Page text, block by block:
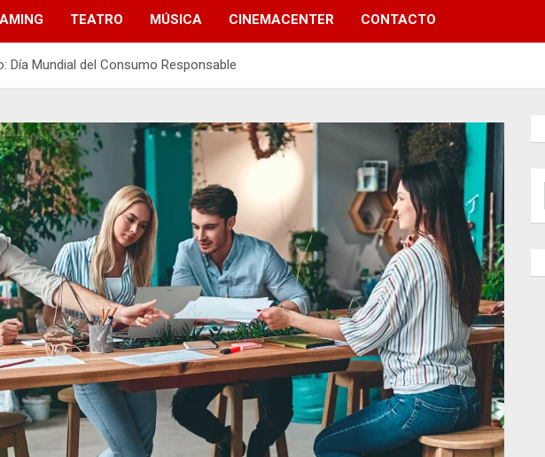
TEATRO MÚSICA CINEMACENTER CONTACTO
Día Mundial del Consumo Responsable